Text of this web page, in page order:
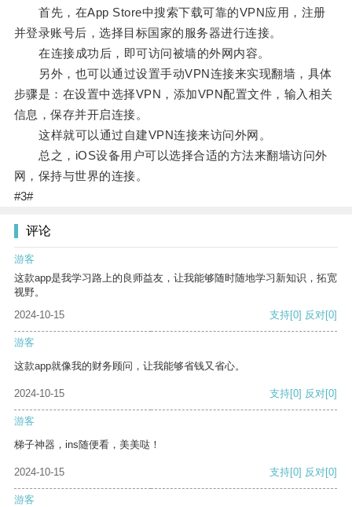
首先，在App Store中搜索下载可靠的VPN应用，注册
并登录账号后，选择目标国家的服务器进行连接。
在连接成功后，即可访问被墙的外网内容。
另外，也可以通过设置手动VPN连接来实现翻墙，具体
步骤是：在设置中选择VPN，添加VPN配置文件，输入相关
信息，保存并开启连接。
这样就可以通过自建VPN连接来访问外网。
总之，iOS设备用户可以选择合适的方法来翻墙访问外
网，保持与世界的连接。
#3#
评论
游客
这款app是我学习路上的良师益友，让我能够随时随地学习新知识，拓宽
视野。
2024-10-15
支持[0] 反对[0]
游客
这款app就像我的财务顾问，让我能够省钱又省心。
2024-10-15 支持[0] 反对[0]
游客
梯子神器，ins随便看，美美哒！
2024-10-15 支持[0] 反对[0]
游客